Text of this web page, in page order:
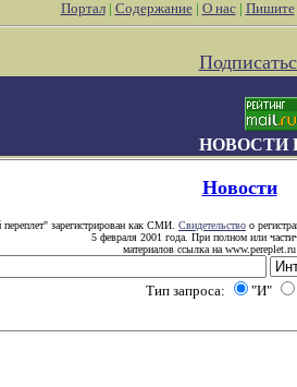
Портал| Содержание| О нас| Пишите
НОВОСТИ
Новости
переплет" зарегистрирован как СМИ. Свидетельство о
5 февраля 2001 года. При полном или
материалов ссылка на www.pereplet.ru
Тип запроса: "И"